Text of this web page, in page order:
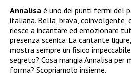
Annalisa è uno dei punti fermi del
italiana. Bella, brava, coinvolgente,
riesce a incantare ed emozionare
presenza scenica. La cantante
mostra sempre un fisico
segreto? Cosa mangia Annalisa per
forma? Scopriamolo insieme.